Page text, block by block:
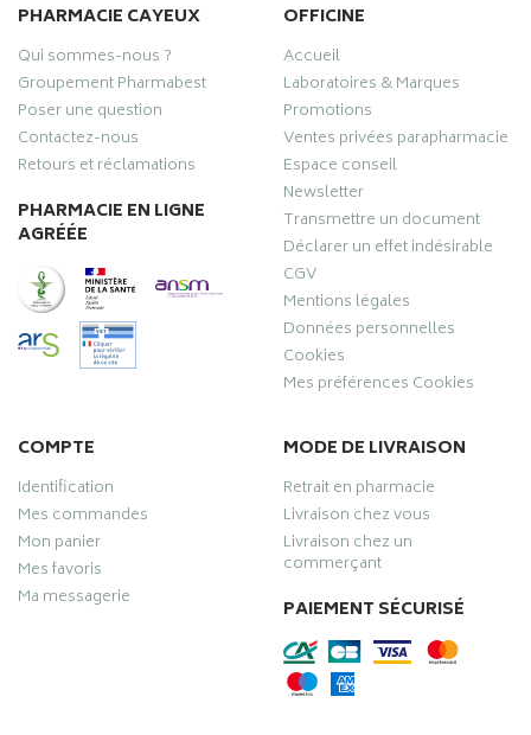
PHARMACIE CAYEUX
Qui sommes-nous ?
Groupement Pharmabest
Poser une question
Contactez-nous
Retours et réclamations
PHARMACIE EN LIGNE
AGRÉÉE
OFFICINE
Accueil
Laboratoires & Marques
Promotions
Ventes privées parapharmacie
Espace conseil
Newsletter
Transmettre un document
Déclarer un effet indésirable
CGV
Mentions légales
Données personnelles
Cookies
Mes préférences Cookies
COMPTE
Identification
Mes commandes
Mon panier
Mes favoris
Ma messagerie
MODE DE LIVRAISON
Retrait en pharmacie
Livraison chez vous
Livraison chez un
commerçant
PAIEMENT SÉCURISÉ